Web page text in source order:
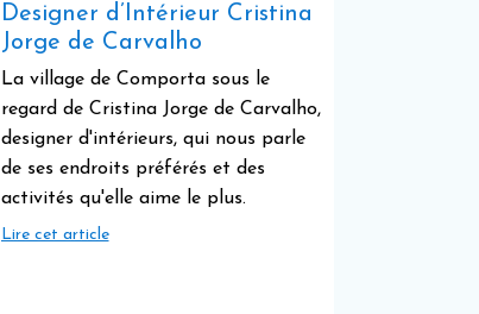
Designer d’Intérieur Cristina
Jorge de Carvalho
La village de Comporta sous le
regard de Cristina Jorge de Carvalho,
designer d'intérieurs, qui nous parle
de ses endroits préférés et des
activités qu'elle aime le plus.
Lire cet article